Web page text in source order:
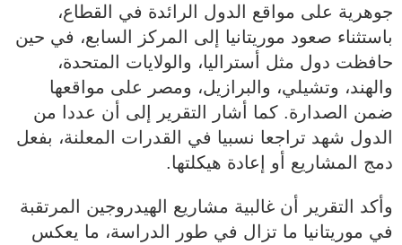
جوهرية على مواقع الدول الرائدة في القطاع،
باستثناء صعود موريتانيا إلى المركز السابع، في حين
حافظت دول مثل أستراليا، والولايات المتحدة،
والهند، وتشيلي، والبرازيل، ومصر على مواقعها
ضمن الصدارة. كما أشار التقرير إلى أن عددا من
الدول شهد تراجعا نسبيا في القدرات المعلنة، بفعل
دمج المشاريع أو إعادة هيكلتها.
وأكد التقرير أن غالبية مشاريع الهيدروجين المرتقبة
في موريتانيا ما تزال في طور الدراسة، ما يعكس